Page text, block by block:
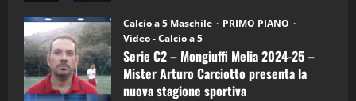
Calcio a 5 Maschile
PRIMO PIANO
Video - Calcio a 5
Serie C2 – Mongiuffi Melia 2024-25 –
Mister Arturo Carciotto presenta la
nuova stagione sportiva
5
“SportEmpire” in Podcast: 26^ Puntata
(Martedi 07 Aprile 2026)
08/04/2026